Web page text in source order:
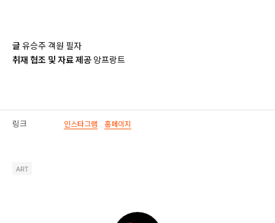
글 유승주 객원 필자
취재 협조 및 자료 제공 앙프랑트
링크 인스타그램 홈페이지
ART